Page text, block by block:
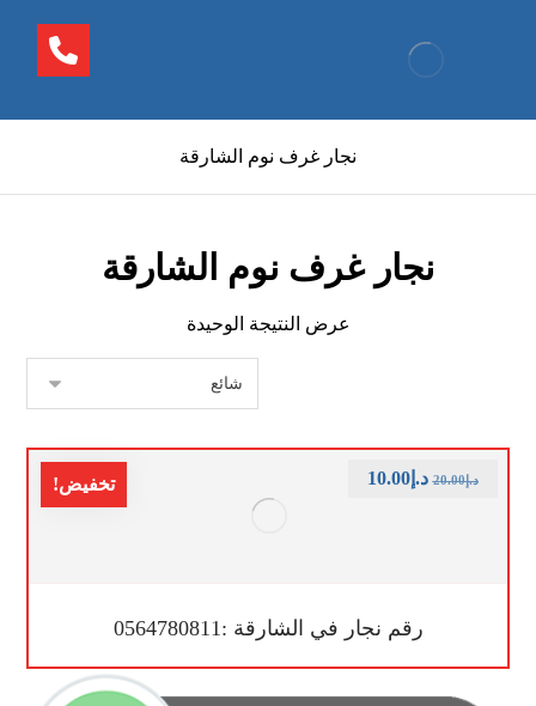
نجار غرف نوم الشارقة
نجار غرف نوم الشارقة
عرض النتيجة الوحيدة
تخفيض!
رقم نجار في الشارقة :0564780811
د.إ20.00 د.إ10.00